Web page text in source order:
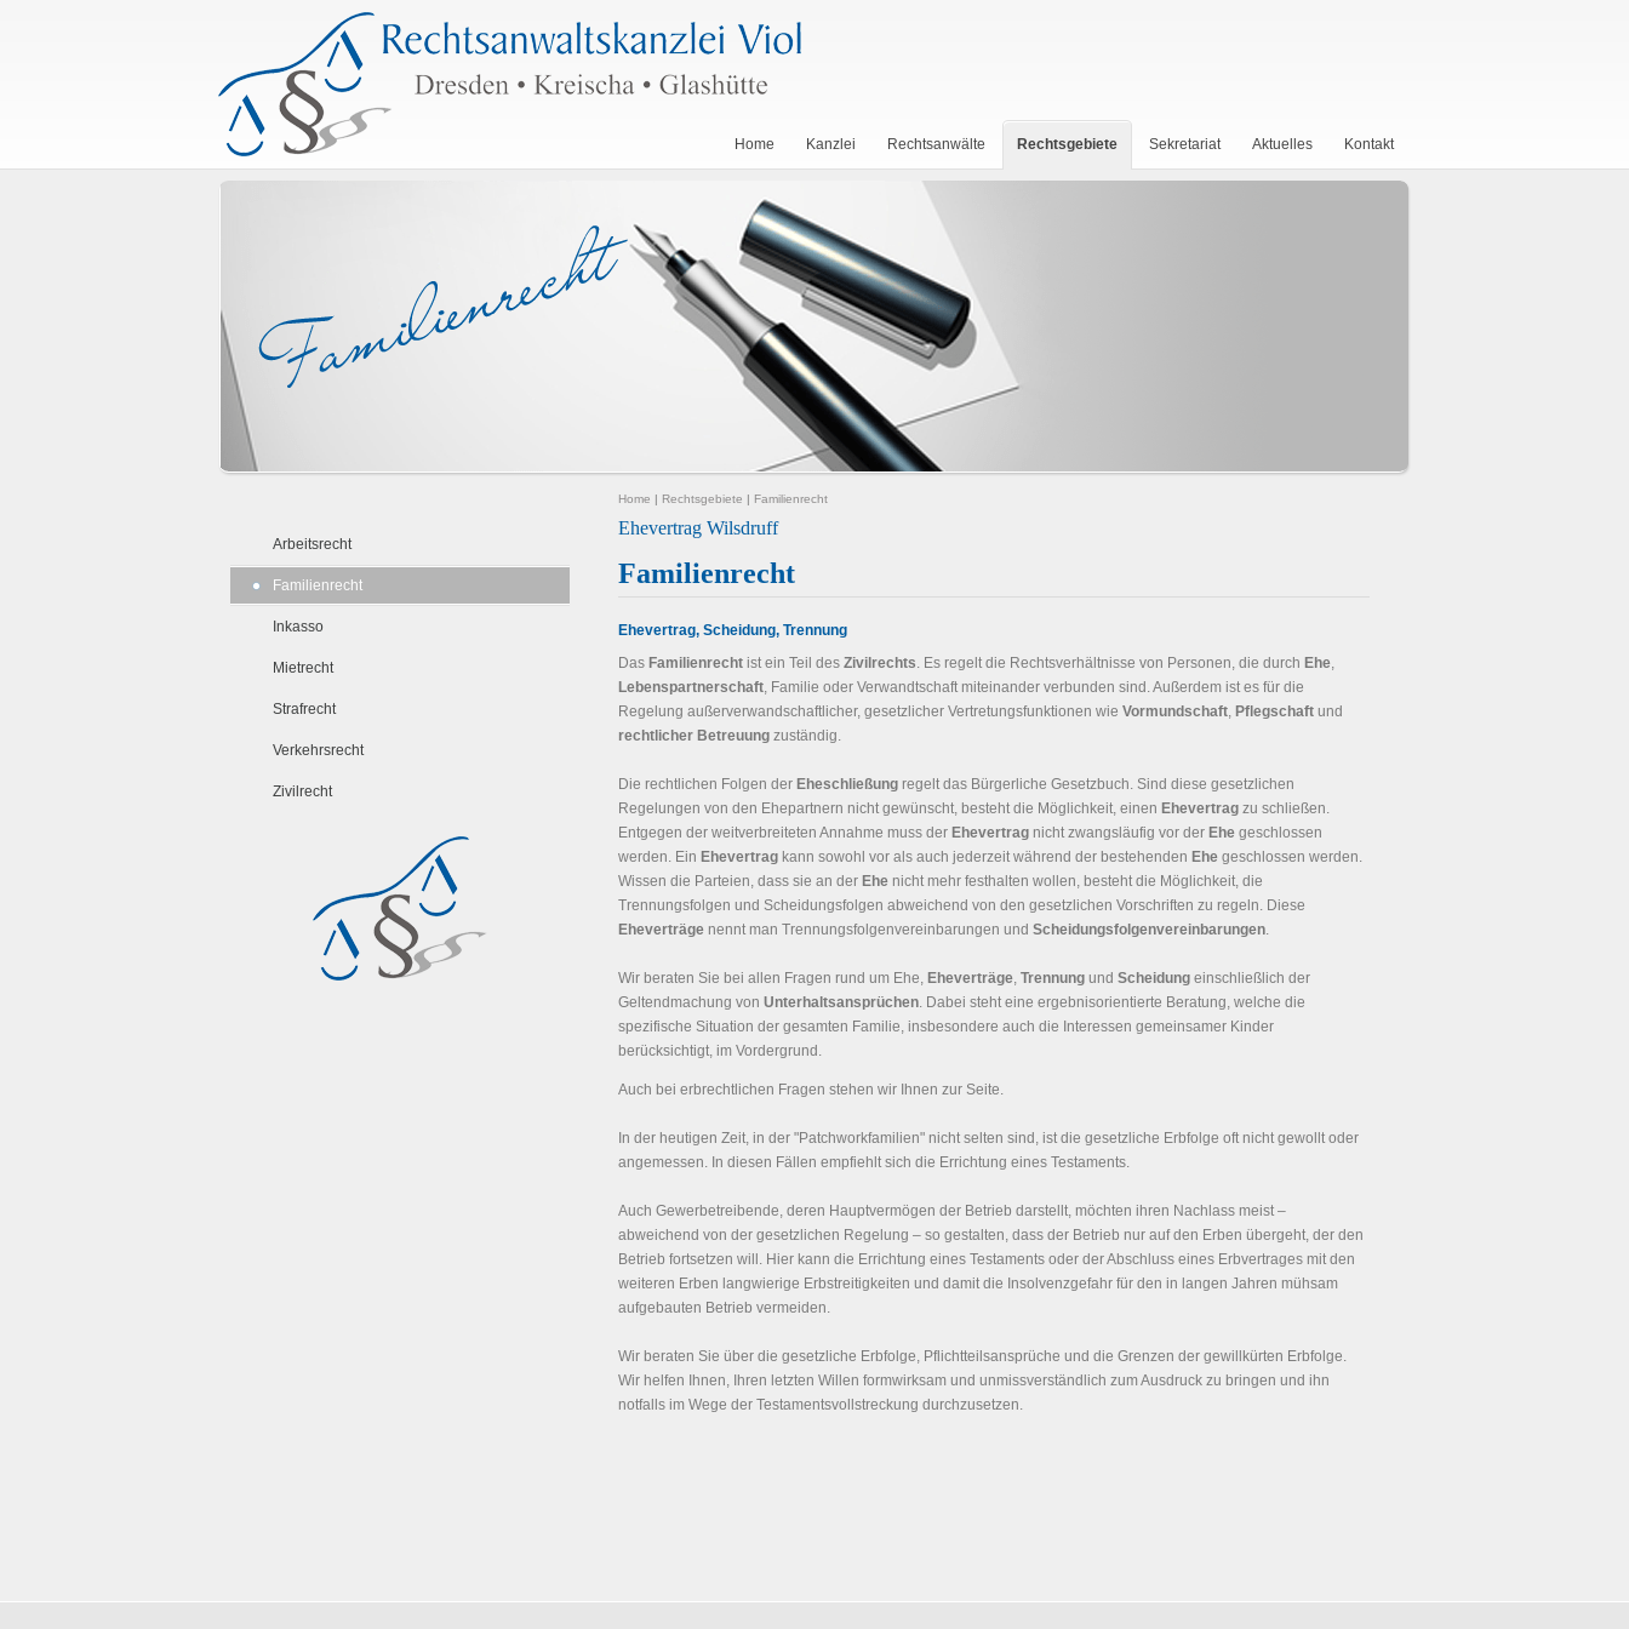
Home Kanzlei Rechtsanwälte Rechtsgebiete Sekretariat Aktuelles Kontakt
Arbeitsrecht
Familienrecht
Inkasso
Mietrecht
Strafrecht
Verkehrsrecht
Zivilrecht
Home | Rechtsgebiete | Familienrecht
Ehevertrag Wilsdruff
Familienrecht
Ehevertrag, Scheidung, Trennung
Das Familienrecht ist ein Teil des Zivilrechts. Es regelt die Rechtsverhältnisse von Personen, die durch Ehe,
Lebenspartnerschaft, Familie oder Verwandtschaft miteinander verbunden sind. Außerdem ist es für die
Regelung außerverwandschaftlicher, gesetzlicher Vertretungsfunktionen wie Vormundschaft, Pflegschaft und
rechtlicher Betreuung zuständig.
Die rechtlichen Folgen der Eheschließung regelt das Bürgerliche Gesetzbuch. Sind diese gesetzlichen
Regelungen von den Ehepartnern nicht gewünscht, besteht die Möglichkeit, einen Ehevertrag zu schließen.
Entgegen der weitverbreiteten Annahme muss der Ehevertrag nicht zwangsläufig vor der Ehe geschlossen
werden. Ein Ehevertrag kann sowohl vor als auch jederzeit während der bestehenden Ehe geschlossen werden.
Wissen die Parteien, dass sie an der Ehe nicht mehr festhalten wollen, besteht die Möglichkeit, die
Trennungsfolgen und Scheidungsfolgen abweichend von den gesetzlichen Vorschriften zu regeln. Diese
Eheverträge nennt man Trennungsfolgenvereinbarungen und Scheidungsfolgenvereinbarungen.
Wir beraten Sie bei allen Fragen rund um Ehe, Eheverträge, Trennung und Scheidung einschließlich der
Geltendmachung von Unterhaltsansprüchen. Dabei steht eine ergebnisorientierte Beratung, welche die
spezifische Situation der gesamten Familie, insbesondere auch die Interessen gemeinsamer Kinder
berücksichtigt, im Vordergrund.
Auch bei erbrechtlichen Fragen stehen wir Ihnen zur Seite.
In der heutigen Zeit, in der "Patchworkfamilien" nicht selten sind, ist die gesetzliche Erbfolge oft nicht gewollt oder
angemessen. In diesen Fällen empfiehlt sich die Errichtung eines Testaments.
Auch Gewerbetreibende, deren Hauptvermögen der Betrieb darstellt, möchten ihren Nachlass meist –
abweichend von der gesetzlichen Regelung – so gestalten, dass der Betrieb nur auf den Erben übergeht, der den
Betrieb fortsetzen will. Hier kann die Errichtung eines Testaments oder der Abschluss eines Erbvertrages mit den
weiteren Erben langwierige Erbstreitigkeiten und damit die Insolvenzgefahr für den in langen Jahren mühsam
aufgebauten Betrieb vermeiden.
Wir beraten Sie über die gesetzliche Erbfolge, Pflichtteilsansprüche und die Grenzen der gewillkürten Erbfolge.
Wir helfen Ihnen, Ihren letzten Willen formwirksam und unmissverständlich zum Ausdruck zu bringen und ihn
notfalls im Wege der Testamentsvollstreckung durchzusetzen.